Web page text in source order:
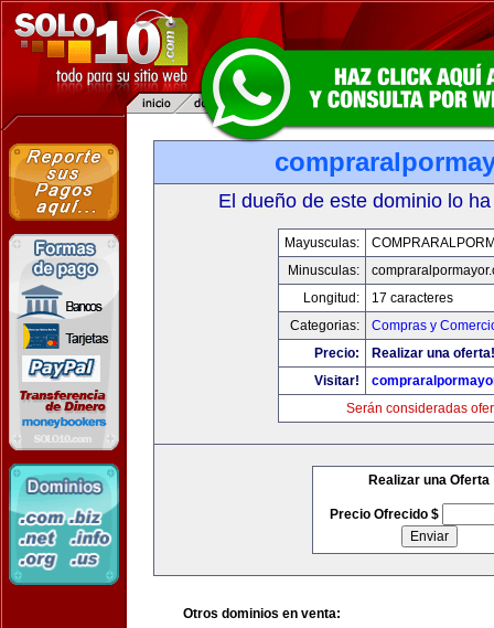
El dueño de este dominio lo
Mayusculas:
Minusculas:
Longitud:
17 caracteres
Categorias:
Compras y
Precio:
Realizar una oferta!
Visitar!
Serán consideradas
Realizar una Oferta
Precio Ofrecido $
Otros dominios en venta: